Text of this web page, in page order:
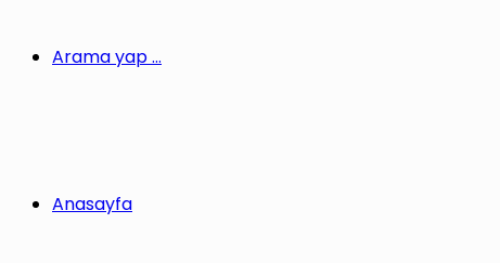
Arama yap ...
Anasayfa